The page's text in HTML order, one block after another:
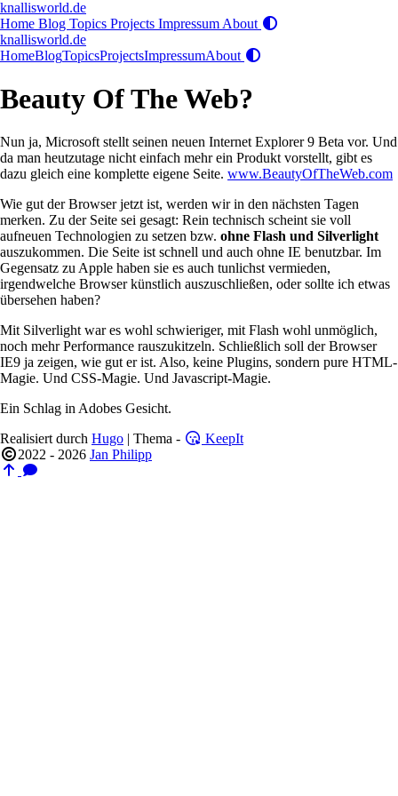
knallisworld.de
Home Blog Topics Projects Impressum About
knallisworld.de
HomeBlogTopicsProjectsImpressumAbout
Beauty Of The Web?
Nun ja, Microsoft stellt seinen neuen Internet Explorer 9 Beta vor. Und
da man heutzutage nicht einfach mehr ein Produkt vorstellt, gibt es
dazu gleich eine komplette eigene Seite. www.BeautyOfTheWeb.com
Wie gut der Browser jetzt ist, werden wir in den nächsten Tagen
merken. Zu der Seite sei gesagt: Rein technisch scheint sie voll
aufneuen Technologien zu setzen bzw. ohne Flash und Silverlight
auszukommen. Die Seite ist schnell und auch ohne IE benutzbar. Im
Gegensatz zu Apple haben sie es auch tunlichst vermieden,
irgendwelche Browser künstlich auszuschließen, oder sollte ich etwas
übersehen haben?
Mit Silverlight war es wohl schwieriger, mit Flash wohl unmöglich,
noch mehr Performance rauszukitzeln. Schließlich soll der Browser
IE9 ja zeigen, wie gut er ist. Also, keine Plugins, sondern pure HTML-
Magie. Und CSS-Magie. Und Javascript-Magie.
Ein Schlag in Adobes Gesicht.
Realisiert durch Hugo | Thema -
KeepIt
2022 - 2026 Jan Philipp